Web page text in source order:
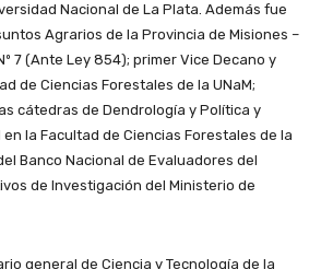
Nacional de La Plata. Además fue
Agrarios de la Provincia de Misiones –
7 (Ante Ley 854); primer Vice Decano y
de Ciencias Forestales de la UNaM;
cátedras de Dendrología y Política y
la Facultad de Ciencias Forestales de la
Banco Nacional de Evaluadores del
de Investigación del Ministerio de
general de Ciencia y Tecnología de la